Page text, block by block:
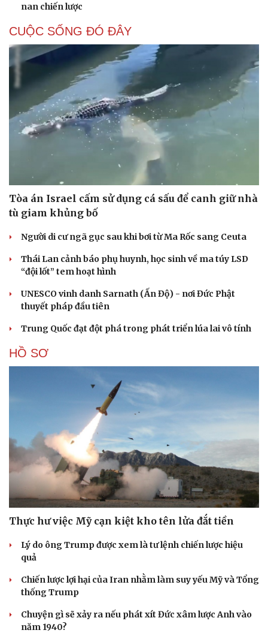
Săn Tour
Hạt giống tâm hồn
nan chiến lược
CUỘC SỐNG ĐÓ ĐÂY
Tòa án Israel cấm sử dụng cá sấu để canh giữ nhà
tù giam khủng bố
Người di cư ngã gục sau khi bơi từ Ma Rốc sang Ceuta
Thái Lan cảnh báo phụ huynh, học sinh về ma túy LSD
“đội lốt” tem hoạt hình
UNESCO vinh danh Sarnath (Ấn Độ) - nơi Đức Phật
thuyết pháp đầu tiên
Trung Quốc đạt đột phá trong phát triển lúa lai vô tính
HỒ SƠ
Thực hư việc Mỹ cạn kiệt kho tên lửa đắt tiền
Lý do ông Trump được xem là tư lệnh chiến lược hiệu
quả
Chiến lược lợi hại của Iran nhằm làm suy yếu Mỹ và Tổng
thống Trump
Chuyện gì sẽ xảy ra nếu phát xít Đức xâm lược Anh vào
năm 1940?